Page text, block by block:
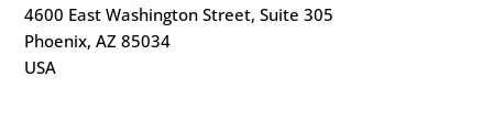
4600 East Washington Street, Suite 305
Phoenix, AZ 85034
USA